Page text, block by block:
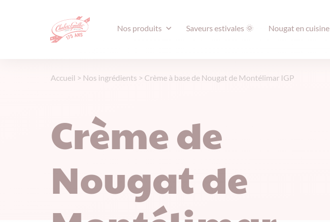
Nos produits Saveurs estivales 🌞 Nougat en cuisine
Accueil > Nos ingrédients > Crème à base de Nougat de Montélimar IGP
Crème de
Nougat de